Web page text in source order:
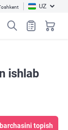
UZ
ishlab
topish